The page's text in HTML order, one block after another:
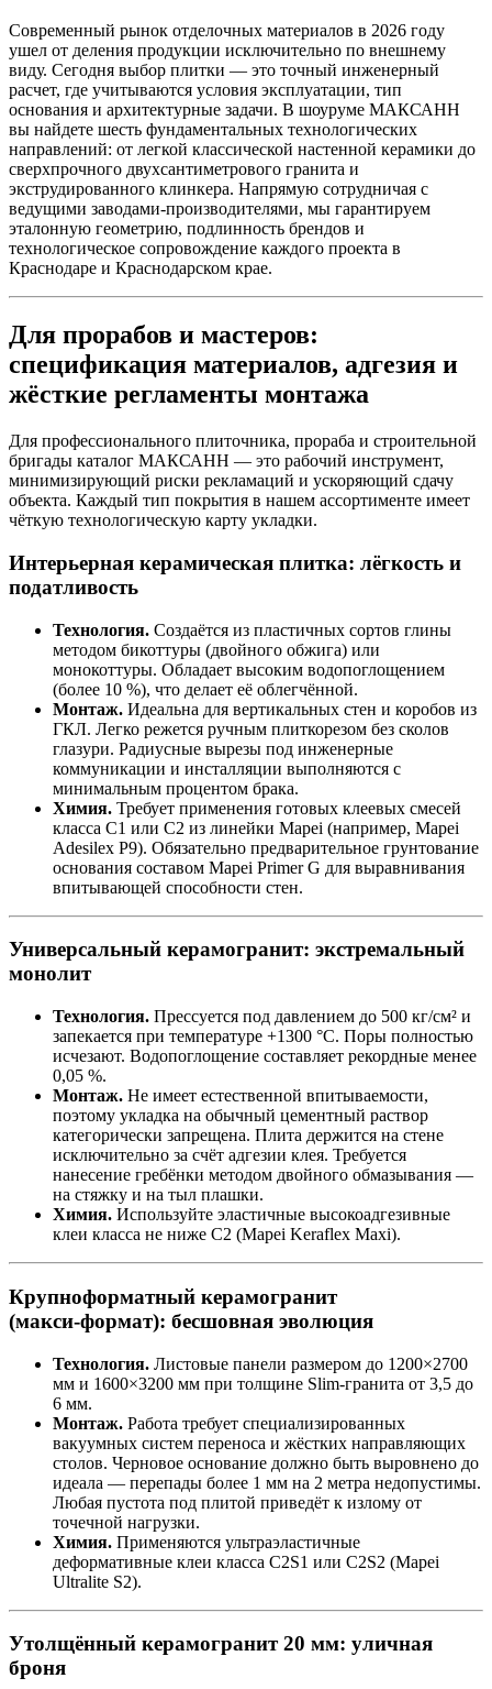
Современный рынок отделочных материалов в 2026 году
ушел от деления продукции исключительно по внешнему
виду. Сегодня выбор плитки — это точный инженерный
расчет, где учитываются условия эксплуатации, тип
основания и архитектурные задачи. В шоуруме МАКСАНН
вы найдете шесть фундаментальных технологических
направлений: от легкой классической настенной керамики до
сверхпрочного двухсантиметрового гранита и
экструдированного клинкера. Напрямую сотрудничая с
ведущими заводами‑производителями, мы гарантируем
эталонную геометрию, подлинность брендов и
технологическое сопровождение каждого проекта в
Краснодаре и Краснодарском крае.
Для прорабов и мастеров:
спецификация материалов, адгезия и
жёсткие регламенты монтажа
Для профессионального плиточника, прораба и строительной
бригады каталог МАКСАНН — это рабочий инструмент,
минимизирующий риски рекламаций и ускоряющий сдачу
объекта. Каждый тип покрытия в нашем ассортименте имеет
чёткую технологическую карту укладки.
Интерьерная керамическая плитка: лёгкость и
податливость
Технология. Создаётся из пластичных сортов глины
методом бикоттуры (двойного обжига) или
монокоттуры. Обладает высоким водопоглощением
(более 10 %), что делает её облегчённой.
Монтаж. Идеальна для вертикальных стен и коробов из
ГКЛ. Легко режется ручным плиткорезом без сколов
глазури. Радиусные вырезы под инженерные
коммуникации и инсталляции выполняются с
минимальным процентом брака.
Химия. Требует применения готовых клеевых смесей
класса C1 или C2 из линейки Mapei (например, Mapei
Adesilex P9). Обязательно предварительное грунтование
основания составом Mapei Primer G для выравнивания
впитывающей способности стен.
Универсальный керамогранит: экстремальный
монолит
Технология. Прессуется под давлением до 500 кг/см² и
запекается при температуре +1300 °C. Поры полностью
исчезают. Водопоглощение составляет рекордные менее
0,05 %.
Монтаж. Не имеет естественной впитываемости,
поэтому укладка на обычный цементный раствор
категорически запрещена. Плита держится на стене
исключительно за счёт адгезии клея. Требуется
нанесение гребёнки методом двойного обмазывания —
на стяжку и на тыл плашки.
Химия. Используйте эластичные высокоадгезивные
клеи класса не ниже C2 (Mapei Keraflex Maxi).
Крупноформатный керамогранит
(макси‑формат): бесшовная эволюция
Технология. Листовые панели размером до 1200×2700
мм и 1600×3200 мм при толщине Slim‑гранита от 3,5 до
6 мм.
Монтаж. Работа требует специализированных
вакуумных систем переноса и жёстких направляющих
столов. Черновое основание должно быть выровнено до
идеала — перепады более 1 мм на 2 метра недопустимы.
Любая пустота под плитой приведёт к излому от
точечной нагрузки.
Химия. Применяются ультраэластичные
деформативные клеи класса C2S1 или C2S2 (Mapei
Ultralite S2).
Утолщённый керамогранит 20 мм: уличная
броня